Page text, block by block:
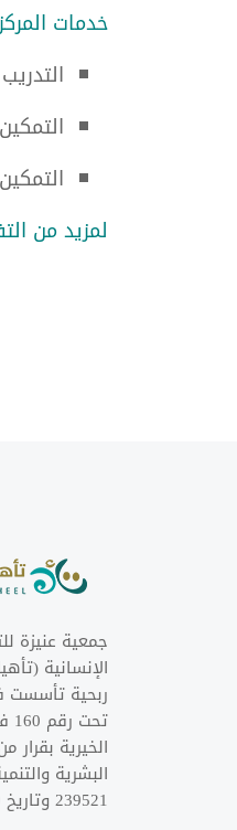
خدمات
لمزيد من
جمعية عنيزة
الإنسانية
الخيرية بقرار
البشرية
239521 وتاريخ 29/ 8/ 1420هـ،